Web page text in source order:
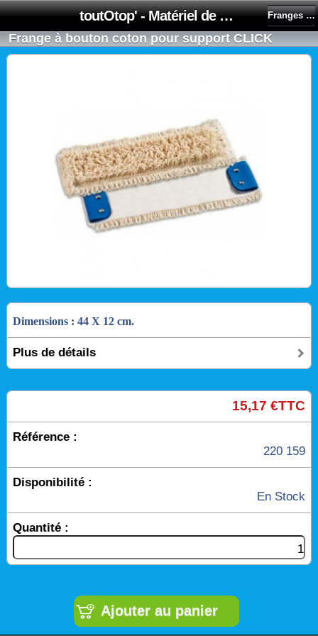
toutOtop' - Matériel de nettoyage, produit d'entretien, lubrifiant pour professionnel et particulier Franges à languettes
Frange à bouton coton pour support CLICK
Dimensions : 44 X 12 cm.
Plus de détails
15,17 €TTC
Référence :
220 159
Disponibilité :
En Stock
Quantité :